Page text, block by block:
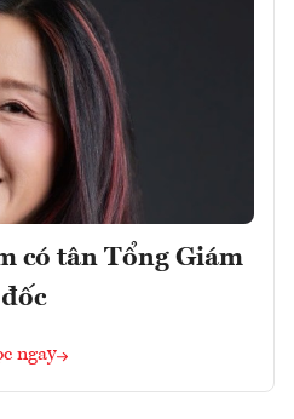
có tân Tổng Giám
đốc
ngay